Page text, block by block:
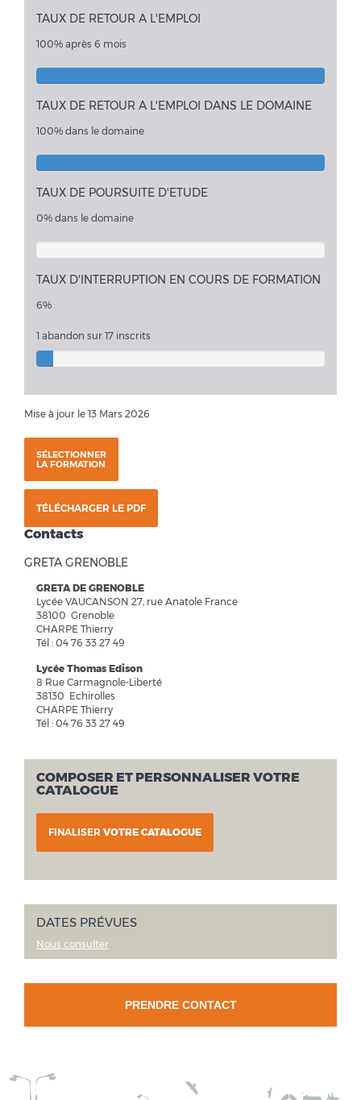
TAUX DE RETOUR A L'EMPLOI
100% après 6 mois
TAUX DE RETOUR A L'EMPLOI DANS LE DOMAINE
100% dans le domaine
TAUX DE POURSUITE D'ETUDE
0% dans le domaine
TAUX D'INTERRUPTION EN COURS DE FORMATION
6%
1 abandon sur 17 inscrits
Mise à jour le 13 Mars 2026
SÉLECTIONNER
LA FORMATION
TÉLÉCHARGER LE PDF
Contacts
GRETA GRENOBLE
GRETA DE GRENOBLE
Lycée VAUCANSON 27, rue Anatole France
38100 Grenoble
CHARPE Thierry
Tél : 04 76 33 27 49
Lycée Thomas Edison
8 Rue Carmagnole-Liberté
38130 Echirolles
CHARPE Thierry
Tél : 04 76 33 27 49
COMPOSER ET PERSONNALISER VOTRE
CATALOGUE
FINALISER VOTRE CATALOGUE
DATES PRÉVUES
Nous consulter
PRENDRE CONTACT